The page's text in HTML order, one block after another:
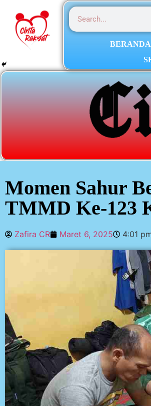
BERANDA
Momen Sahur
TMMD Ke-123
Zafira CR Maret 6, 2025 4:01